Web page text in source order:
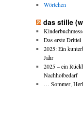
Wörtchen
das stille
Das erste Drittel
2025: Ein
Jahr
2025 – ein
Nachholbedarf
… Sommer,